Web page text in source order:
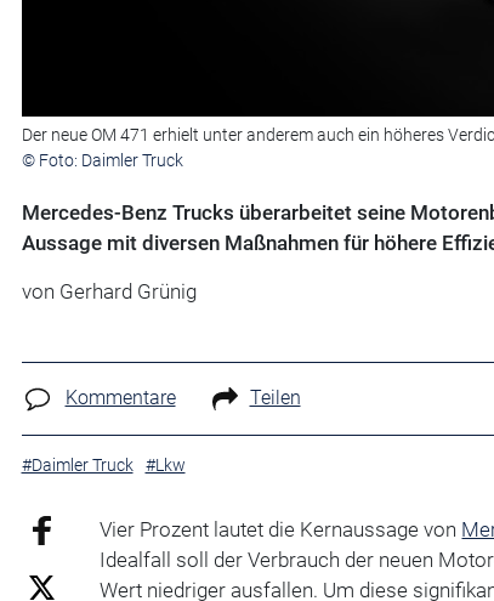
Der neue OM 471 erhielt unter anderem auch ein höheres
© Foto: Daimler Truck
Mercedes-Benz Trucks überarbeitet seine
Aussage mit diversen Maßnahmen für höhere
von Gerhard Grünig
Kommentare Teilen
#Daimler Truck #Lkw
Vier Prozent lautet die Kernaussage von
Idealfall soll der Verbrauch der neuen
Wert niedriger ausfallen. Um diese